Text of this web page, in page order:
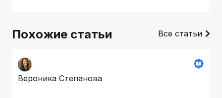
Похожие статьи Все статьи
Вероника Степанова